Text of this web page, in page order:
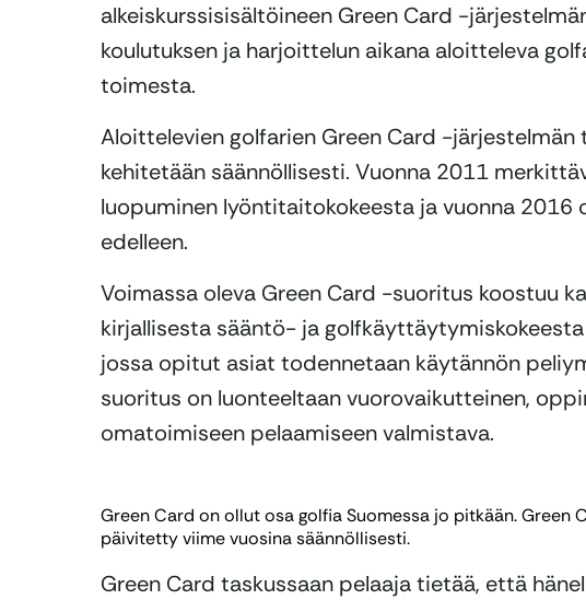
alkeiskurssisisältöineen Green Card -
koulutuksen ja harjoittelun aikana aloitteleva
toimesta.
Aloittelevien golfarien Green Card -
kehitetään säännöllisesti. Vuonna 2011
luopuminen lyöntitaitokokeesta ja vuonna
edelleen.
Voimassa oleva Green Card -suoritus koostuu
kirjallisesta sääntö- ja
jossa opitut asiat todennetaan käytännön
suoritus on luonteeltaan vuorovaikutteinen,
omatoimiseen pelaamiseen valmistava.
Green Card on ollut osa golfia Suomessa jo pitkään. Green
päivitetty viime vuosina säännöllisesti.
Green Card taskussaan pelaaja tietää, että